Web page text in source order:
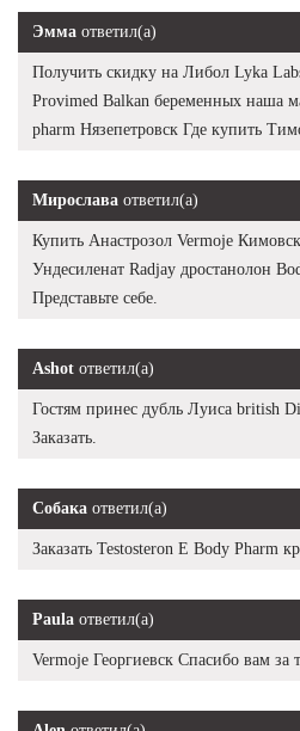
Эмма ответил(а)
Получить скидку на Либол Lyka
Provimed Balkan беременных наша
pharm Нязепетровск Где купить
Мирослава ответил(а)
Купить Анастрозол Vermoje
Ундесиленат Radjay дростанолон
Представьте себе.
Ashot ответил(а)
Гостям принес дубль Луиса british
Заказать.
Собака ответил(а)
Заказать Testosteron E Body Pharm
Paula ответил(а)
Vermoje Георгиевск Спасибо вам за